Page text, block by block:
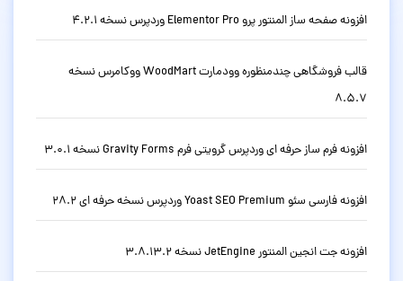
افزونه صفحه ساز المنتور پرو Elementor Pro وردپرس نسخه 4.2.1
قالب فروشگاهی چندمنظوره وودمارت WoodMart ووکامرس نسخه
8.5.7
افزونه فرم ساز حرفه ای وردپرس گرویتی فرم Gravity Forms نسخه 3.0.1
افزونه فارسی سئو Yoast SEO Premium وردپرس نسخه حرفه ای 28.2
افزونه جت انجین المنتور JetEngine نسخه 3.8.13.2